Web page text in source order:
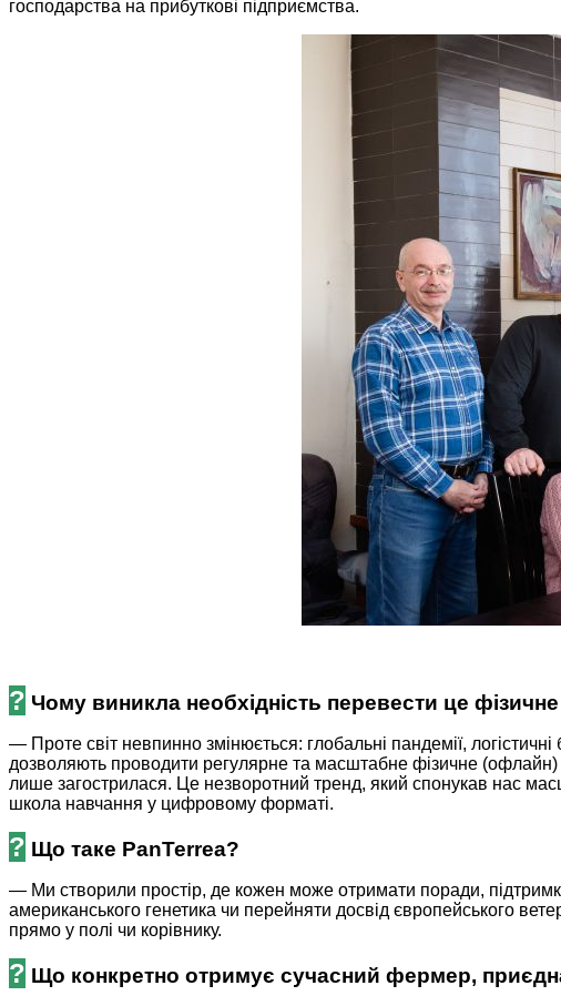
господарства на прибуткові підприємства.
? Чому виникла необхідність перевести це
— Проте світ невпинно змінюється: глобальні пандемії,
дозволяють проводити регулярне та масштабне фізичне (офлайн)
лише загострилася. Це незворотний тренд, який спонукав нас
школа навчання у цифровому форматі.
? Що таке PanTerrea?
— Ми створили простір, де кожен може отримати поради,
американського генетика чи перейняти досвід європейського
прямо у полі чи корівнику.
? Що конкретно отримує сучасний фермер,